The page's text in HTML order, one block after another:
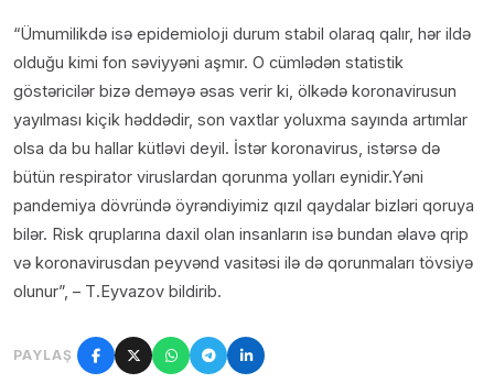
“Ümumilikdə isə epidemioloji durum stabil olaraq qalır, hər ildə
olduğu kimi fon səviyyəni aşmır. O cümlədən statistik
göstəricilər bizə deməyə əsas verir ki, ölkədə koronavirusun
yayılması kiçik həddədir, son vaxtlar yoluxma sayında artımlar
olsa da bu hallar kütləvi deyil. İstər koronavirus, istərsə də
bütün respirator viruslardan qorunma yolları eynidir.Yəni
pandemiya dövründə öyrəndiyimiz qızıl qaydalar bizləri qoruya
bilər. Risk qruplarına daxil olan insanların isə bundan əlavə qrip
və koronavirusdan peyvənd vasitəsi ilə də qorunmaları tövsiyə
olunur”, – T.Eyvazov bildirib.
PAYLAŞ